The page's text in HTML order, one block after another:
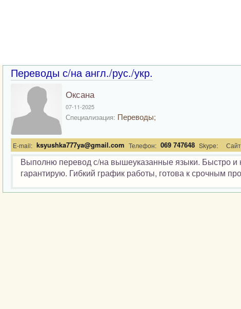
Переводы с/на англ./рус./укр.
Оксана
07-11-2025
Специализация: Переводы;
E-mail: ksyushka777ya@gmail.com Телефон: 069 747648 Skype:
Выполню перевод с/на вышеуказанные языки. Быстро и
гарантирую. Гибкий график работы, готова к срочным